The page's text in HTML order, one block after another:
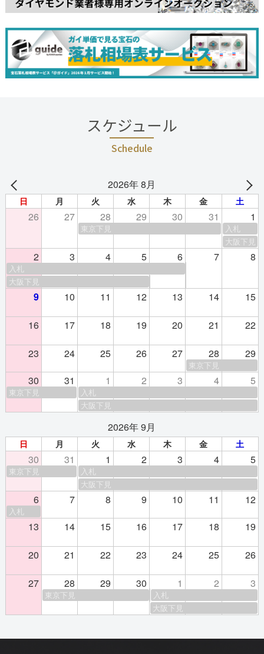
スケジュール
Schedule
2026年 8月
日 月 火 水 木 金 土
26 27 28 29 30 31 1
東京下見
入札
大阪下見
2 3 4 5 6 7 8
入札
大阪下見
9 10 11 12 13 14 15
16 17 18 19 20 21 22
23 24 25 26 27 28 29
東京下見
30 31 1 2 3 4 5
東京下見
入札
大阪下見
2026年 9月
日 月 火 水 木 金 土
30 31 1 2 3 4 5
東京下見
入札
大阪下見
6 7 8 9 10 11 12
入札
13 14 15 16 17 18 19
20 21 22 23 24 25 26
27 28 29 30 1 2 3
東京下見
入札
大阪下見